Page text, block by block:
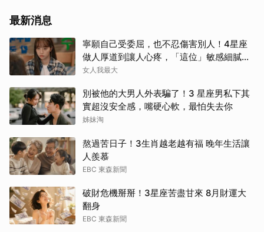
最新消息
寧願自己受委屈，也不忍傷害別人！4星座
做人厚道到讓人心疼，「這位」敏感細膩搞
得自己不斷內耗
女人我最大
別被他的大男人外表騙了！3 星座男私下其
實超沒安全感，嘴硬心軟，最怕失去你
姊妹淘
熬過苦日子！3生肖越老越有福 晚年生活讓
人羨慕
EBC 東森新聞
破財危機掰掰！3星座苦盡甘來 8月財運大
翻身
EBC 東森新聞